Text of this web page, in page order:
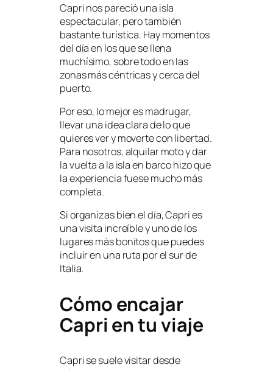
Capri nos pareció una isla
espectacular, pero también
bastante turística. Hay momentos
del día en los que se llena
muchísimo, sobre todo en las
zonas más céntricas y cerca del
puerto.
Por eso, lo mejor es madrugar,
llevar una idea clara de lo que
quieres ver y moverte con libertad.
Para nosotros, alquilar moto y dar
la vuelta a la isla en barco hizo que
la experiencia fuese mucho más
completa.
Si organizas bien el día, Capri es
una visita increíble y uno de los
lugares más bonitos que puedes
incluir en una ruta por el sur de
Italia.
Cómo encajar
Capri en tu viaje
Capri se suele visitar desde